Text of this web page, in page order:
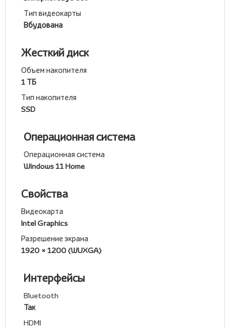
Тип видеокарты
Вбудована
Жесткий диск
Объем накопителя
1 ТБ
Тип накопителя
SSD
Операционная система
Операционная система
Windows 11 Home
Свойства
Видеокарта
Intel Graphics
Разрешение экрана
1920 × 1200 (WUXGA)
Интерфейсы
Bluetooth
Так
HDMI